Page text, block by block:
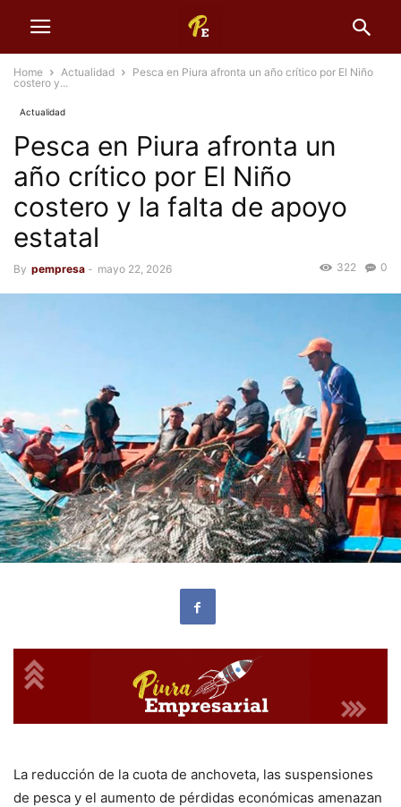
Home Actualidad
Pesca en Piura afronta un año crítico por El Niño
costero y...
Actualidad
Pesca en Piura afronta un
año crítico por El Niño
costero y la falta de apoyo
estatal
By pempresa - mayo 22, 2026 0
322
La reducción de la cuota de anchoveta, las suspensiones
de pesca y el aumento de pérdidas económicas amenazan